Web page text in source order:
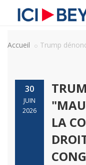
Accueil Trump
30
JUIN
2026
LA